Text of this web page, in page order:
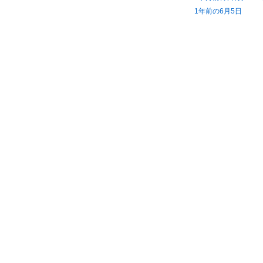
1年前の6月5日